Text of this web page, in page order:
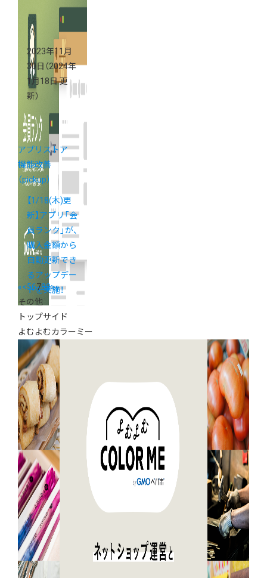
がアプリスト
アに登場！
2023年11月
30日 （2024年
1月18日 更
新）
アプリストア
機能改善
（pickup）
【1/18(木)更
新】アプリ「会
員ランク」が、
購入金額から
自動更新でき
るアップデー
トを実施！
«<56789>»
その他
トップサイド
よむよむカラーミー